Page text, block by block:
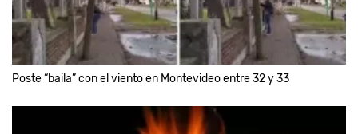
Poste “baila” con el viento en Montevideo entre 32 y 33